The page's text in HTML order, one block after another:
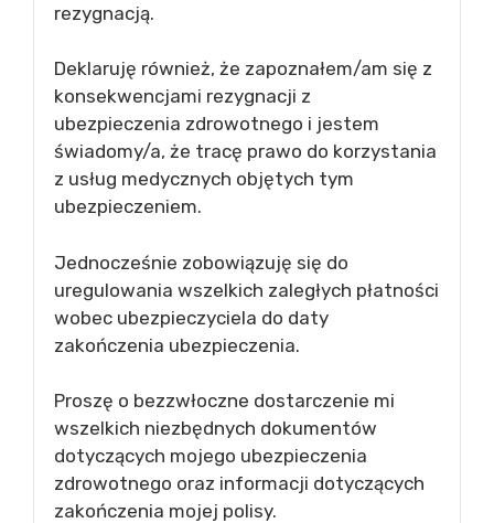
rezygnacją.
Deklaruję również, że zapoznałem/am się z
konsekwencjami rezygnacji z
ubezpieczenia zdrowotnego i jestem
świadomy/a, że tracę prawo do korzystania
z usług medycznych objętych tym
ubezpieczeniem.
Jednocześnie zobowiązuję się do
uregulowania wszelkich zaległych płatności
wobec ubezpieczyciela do daty
zakończenia ubezpieczenia.
Proszę o bezzwłoczne dostarczenie mi
wszelkich niezbędnych dokumentów
dotyczących mojego ubezpieczenia
zdrowotnego oraz informacji dotyczących
zakończenia mojej polisy.